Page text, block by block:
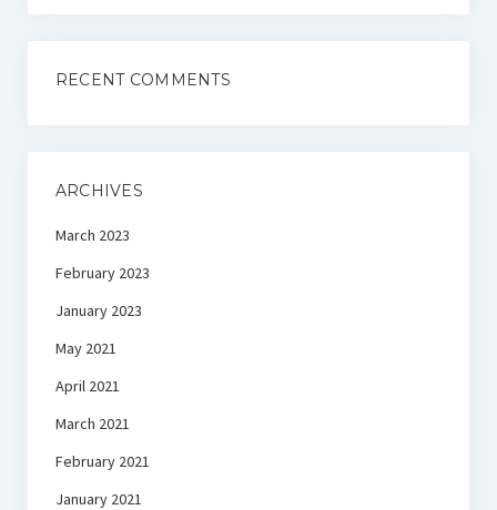
RECENT COMMENTS
ARCHIVES
March 2023
February 2023
January 2023
May 2021
April 2021
March 2021
February 2021
January 2021